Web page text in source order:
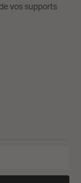
vos supports